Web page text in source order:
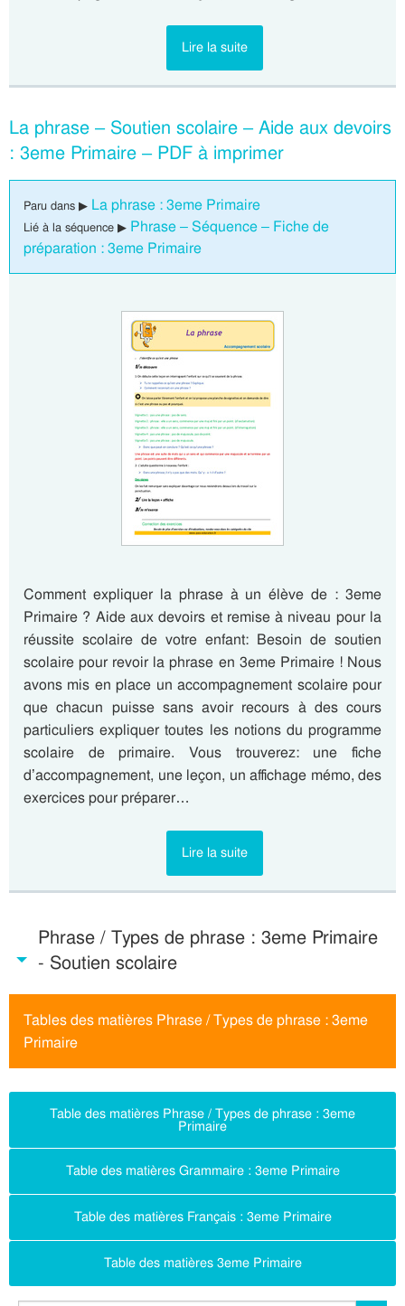
Lire la suite
La phrase – Soutien scolaire – Aide aux devoirs
: 3eme Primaire – PDF à imprimer
Paru dans ▶ La phrase : 3eme Primaire
Lié à la séquence ▶ Phrase – Séquence – Fiche de
préparation : 3eme Primaire
Comment expliquer la phrase à un élève de : 3eme
Primaire ? Aide aux devoirs et remise à niveau pour la
réussite scolaire de votre enfant: Besoin de soutien
scolaire pour revoir la phrase en 3eme Primaire ! Nous
avons mis en place un accompagnement scolaire pour
que chacun puisse sans avoir recours à des cours
particuliers expliquer toutes les notions du programme
scolaire de primaire. Vous trouverez: une fiche
d’accompagnement, une leçon, un affichage mémo, des
exercices pour préparer…
Lire la suite
Phrase / Types de phrase : 3eme Primaire
- Soutien scolaire
Tables des matières Phrase / Types de phrase : 3eme
Primaire
Table des matières Phrase / Types de phrase : 3eme
Primaire
Table des matières Grammaire : 3eme Primaire
Table des matières Français : 3eme Primaire
Table des matières 3eme Primaire